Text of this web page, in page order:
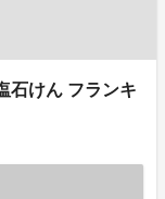
石けん フランキ